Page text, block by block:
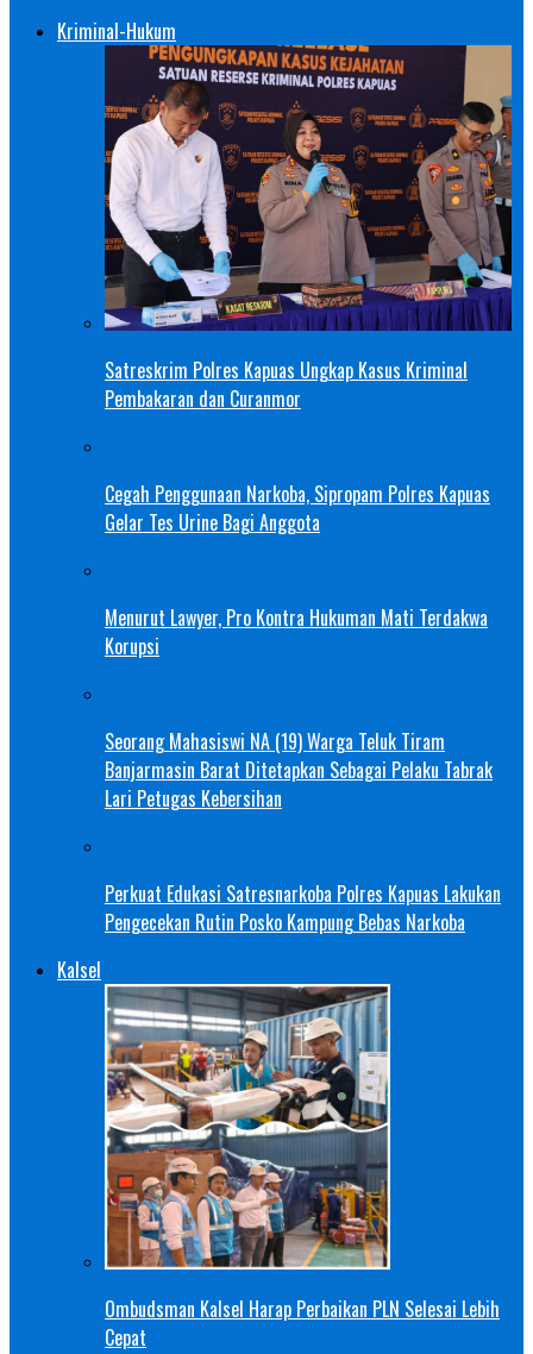
Kriminal-Hukum
Satreskrim Polres Kapuas Ungkap Kasus Kriminal
Pembakaran dan Curanmor
Cegah Penggunaan Narkoba, Sipropam Polres Kapuas
Gelar Tes Urine Bagi Anggota
Menurut Lawyer, Pro Kontra Hukuman Mati Terdakwa
Korupsi
Seorang Mahasiswi NA (19) Warga Teluk Tiram
Banjarmasin Barat Ditetapkan Sebagai Pelaku Tabrak
Lari Petugas Kebersihan
Perkuat Edukasi Satresnarkoba Polres Kapuas Lakukan
Pengecekan Rutin Posko Kampung Bebas Narkoba
Kalsel
Ombudsman Kalsel Harap Perbaikan PLN Selesai Lebih
Cepat